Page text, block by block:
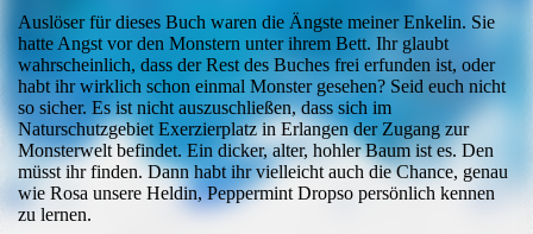
Auslöser für dieses Buch waren die Ängste meiner Enkelin. Sie
hatte Angst vor den Monstern unter ihrem Bett. Ihr glaubt
wahrscheinlich, dass der Rest des Buches frei erfunden ist, oder
habt ihr wirklich schon einmal Monster gesehen? Seid euch nicht
so sicher. Es ist nicht auszuschließen, dass sich im
Naturschutzgebiet Exerzierplatz in Erlangen der Zugang zur
Monsterwelt befindet. Ein dicker, alter, hohler Baum ist es. Den
müsst ihr finden. Dann habt ihr vielleicht auch die Chance, genau
wie Rosa unsere Heldin, Peppermint Dropso persönlich kennen
zu lernen.